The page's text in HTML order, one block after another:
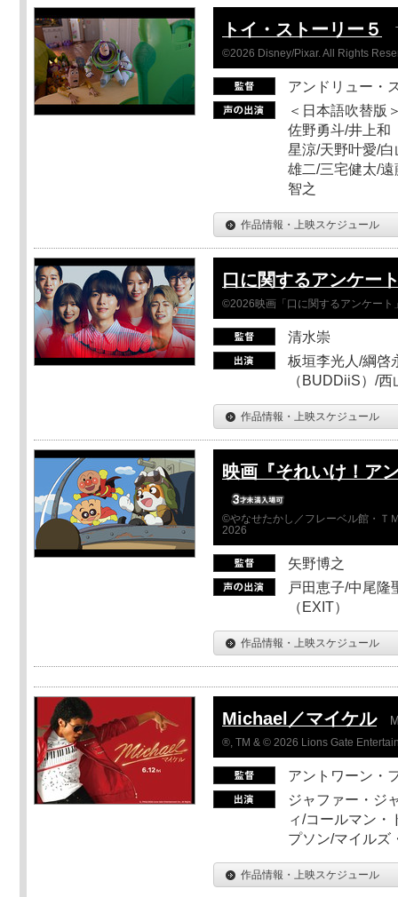
トイ・ストーリー５
©2026 Disney/Pixar. All Rights
アンドリュー・
＜日本語吹替版
佐野勇斗/井上和
星涼/天野叶愛/
雄二/三宅健太/
智之
作品情報・上映スケジュール
口に関するアンケー
©2026映画「口に関するアンケート
清水崇
板垣李光人/綱啓
（BUDDiiS）/
作品情報・上映スケジュール
映画『それいけ！ア
©やなせたかし／フレーベル館・Ｔ
2026
矢野博之
戸田恵子/中尾隆
（EXIT）
作品情報・上映スケジュール
Michael／マイケル
®, TM & © 2026 Lions Gate
アントワーン・
ジャファー・ジ
ィ/コールマン・
プソン/マイルズ
作品情報・上映スケジュール